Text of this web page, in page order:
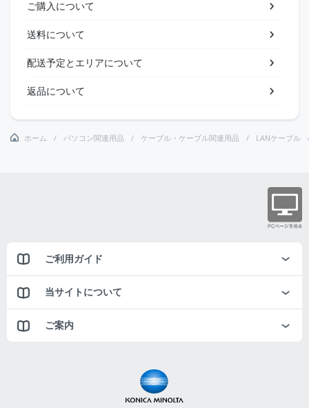
ご購入について
送料について
配送予定とエリアについて
返品について
ホーム パソコン関連用品 ケーブル・ケーブル関連用品 LANケーブル
ご利用ガイド
当サイトについて
ご案内